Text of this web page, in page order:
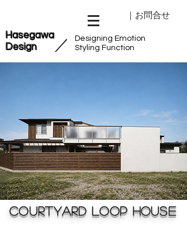
​／
Hasegawa
Design
｜お問合せ
Designing Emotion
Styling Function
Courtyard Loop House